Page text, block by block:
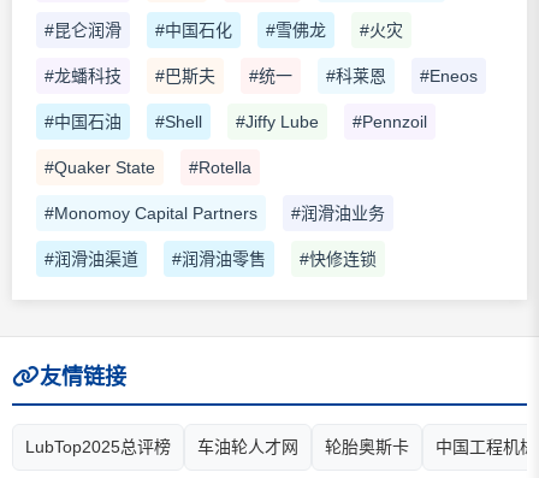
#昆仑润滑 #中国石化 #雪佛龙 #火灾
#龙蟠科技 #巴斯夫 #统一 #科莱恩 #Eneos
#中国石油 #Shell #Jiffy Lube #Pennzoil
#Quaker State #Rotella
#Monomoy Capital Partners #润滑油业务
#润滑油渠道 #润滑油零售 #快修连锁
友情链接
LubTop2025总评榜 车油轮人才网 轮胎奥斯卡 中国工程机